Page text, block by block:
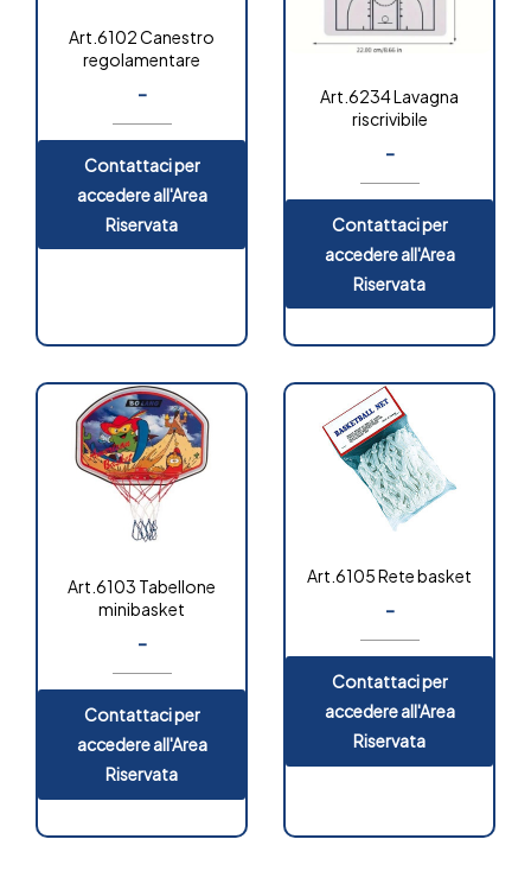
Art.6102 Canestro
regolamentare
-
Contattaci per
accedere all'Area
Riservata
Art.6234 Lavagna
riscrivibile
-
Contattaci per
accedere all'Area
Riservata
Art.6103 Tabellone
minibasket
-
Contattaci per
accedere all'Area
Riservata
Art.6105 Rete basket
-
Contattaci per
accedere all'Area
Riservata